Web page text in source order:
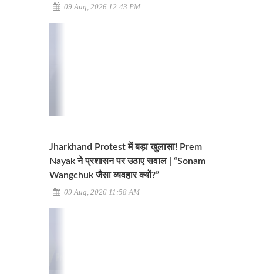
09 Aug, 2026 12:43 PM
Jharkhand Protest में बड़ा खुलासा! Prem
Nayak ने प्रशासन पर उठाए सवाल | “Sonam
Wangchuk जैसा व्यवहार क्यों?”
09 Aug, 2026 11:58 AM